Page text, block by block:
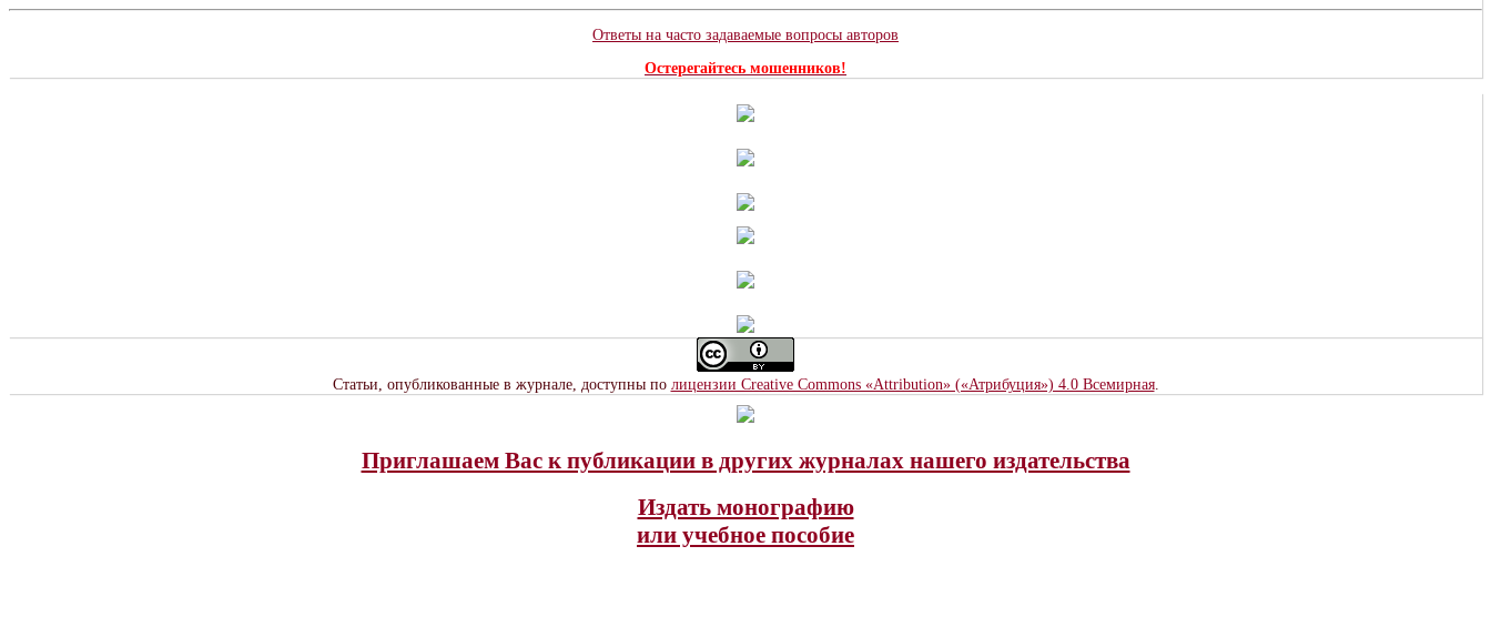
Ответы на часто задаваемые вопросы авторов
Остерегайтесь мошенников!
Статьи, опубликованные в журнале, доступны по лицензии Creative Commons «Attribution» («Атрибуция») 4.0 Всемирная.
Приглашаем Вас к публикации в других журналах нашего издательства
Издать монографию
или учебное пособие